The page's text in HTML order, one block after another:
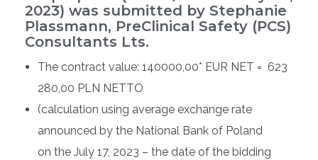
2023) was submitted by Stephanie
Plassmann, PreClinical Safety (PCS)
Consultants Lts.
The contract value: 140000,00* EUR NET = 623
280,00 PLN NETTO
(calculation using average exchange rate
announced by the National Bank of Poland
on the July 17, 2023 – the date of the bidding